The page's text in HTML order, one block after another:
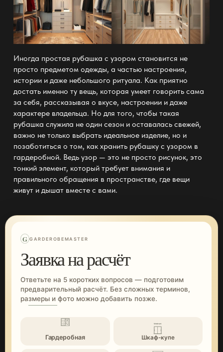
Иногда простая рубашка с узором становится не
просто предметом одежды, а частью настроения,
истории и даже небольшого ритуала. Как приятно
достать именно ту вещь, которая умеет говорить сама
за себя, рассказывая о вкусе, настроении и даже
характере владельца. Но для того, чтобы такая
рубашка служила не один сезон и оставалась свежей,
важно не только выбрать идеальное изделие, но и
позаботиться о том, как хранить рубашку с узором в
гардеробной. Ведь узор — это не просто рисунок, это
тонкий элемент, который требует внимания и
правильного обращения в пространстве, где вещи
живут и дышат вместе с вами.
G GARDEROBEMASTER
Заявка на расчёт
Ответьте на 5 коротких вопросов — подготовим
предварительный расчёт. Без сложных терминов,
размеры и фото можно добавить позже.
Гардеробная Шкаф-купе